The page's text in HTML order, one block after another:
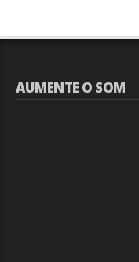
AUMENTE O SOM